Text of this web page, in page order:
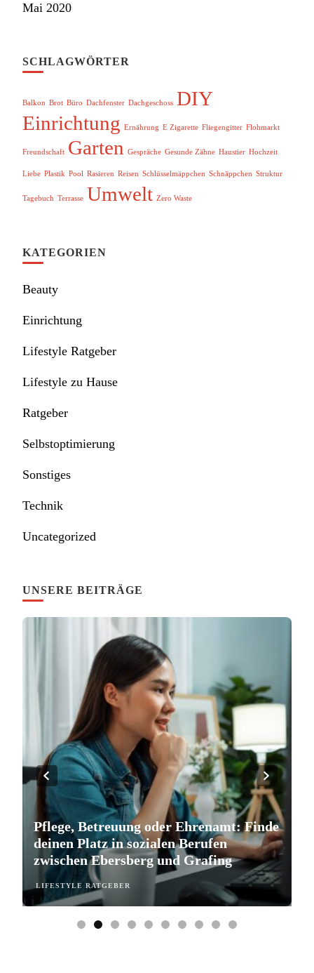
Mai 2020
SCHLAGWÖRTER
Balkon Brot Büro Dachfenster Dachgeschoss DIY
Einrichtung Ernährung E Zigarette Fliegengitter Flohmarkt
Freundschaft Garten Gespräche Gesunde Zähne Haustier Hochzeit
Liebe Plastik Pool Rasieren Reisen Schlüsselmäppchen Schnäppchen Struktur
Tagebuch Terrasse Umwelt Zero Waste
KATEGORIEN
Beauty
Einrichtung
Lifestyle Ratgeber
Lifestyle zu Hause
Ratgeber
Selbstoptimierung
Sonstiges
Technik
Uncategorized
UNSERE BEITRÄGE
LIFESTYLE RATGEBER
Pflege, Betreuung oder Ehrenamt: Finde
deinen Platz in sozialen Berufen
zwischen Ebersberg und Grafing